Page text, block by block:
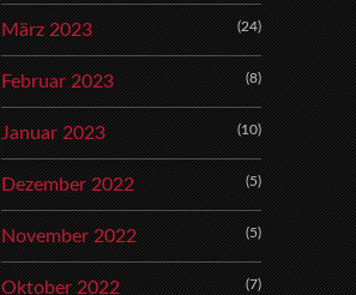
März 2023 (24)
Februar 2023 (8)
Januar 2023 (10)
Dezember 2022 (5)
November 2022 (5)
Oktober 2022 (7)